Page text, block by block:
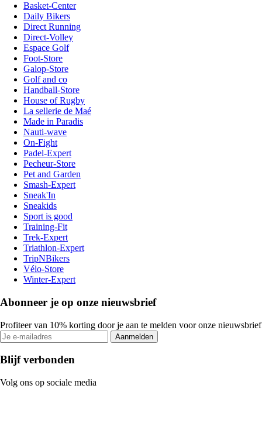
Basket-Center
Daily Bikers
Direct Running
Direct-Volley
Espace Golf
Foot-Store
Galop-Store
Golf and co
Handball-Store
House of Rugby
La sellerie de Maé
Made in Paradis
Nauti-wave
On-Fight
Padel-Expert
Pecheur-Store
Pet and Garden
Smash-Expert
Sneak'In
Sneakids
Sport is good
Training-Fit
Trek-Expert
Triathlon-Expert
TripNBikers
Vélo-Store
Winter-Expert
Abonneer je op onze nieuwsbrief
Profiteer van 10% korting door je aan te melden voor onze nieuwsbrief
Aanmelden
Blijf verbonden
Volg ons op sociale media